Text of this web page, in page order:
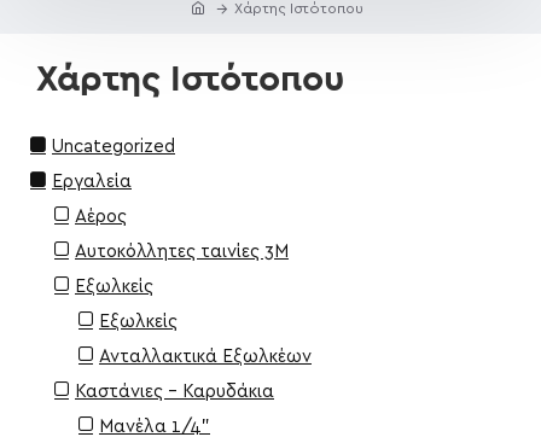
Χάρτης Ιστότοπου
Χάρτης Ιστότοπου
Uncategorized
Εργαλεία
Αέρος
Αυτοκόλλητες ταινίες 3Μ
Εξωλκείς
Εξωλκείς
Ανταλλακτικά Εξωλκέων
Καστάνιες - Καρυδάκια
Μανέλα 1/4"